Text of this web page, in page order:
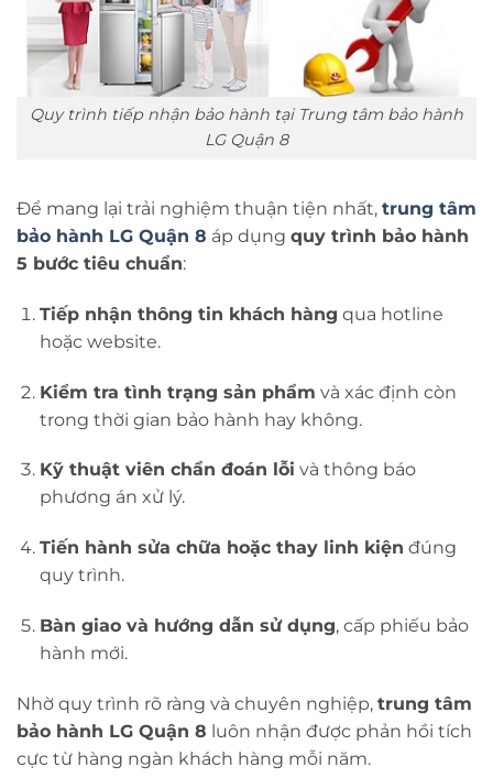
Quy trình tiếp nhận bảo hành tại Trung tâm bảo hành
LG Quận 8
Để mang lại trải nghiệm thuận tiện nhất, trung tâm
bảo hành LG Quận 8 áp dụng quy trình bảo hành
5 bước tiêu chuẩn:
Tiếp nhận thông tin khách hàng qua hotline
hoặc website.
Kiểm tra tình trạng sản phẩm và xác định còn
trong thời gian bảo hành hay không.
Kỹ thuật viên chẩn đoán lỗi và thông báo
phương án xử lý.
Tiến hành sửa chữa hoặc thay linh kiện đúng
quy trình.
Bàn giao và hướng dẫn sử dụng, cấp phiếu bảo
hành mới.
Nhờ quy trình rõ ràng và chuyên nghiệp, trung tâm
bảo hành LG Quận 8 luôn nhận được phản hồi tích
cực từ hàng ngàn khách hàng mỗi năm.